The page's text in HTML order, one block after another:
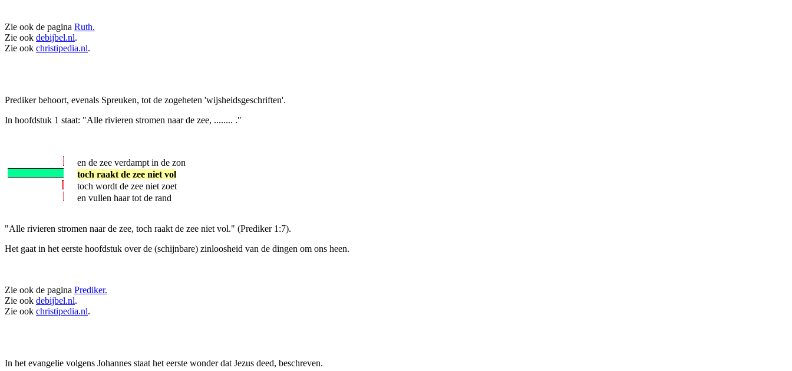
Zie ook de pagina Ruth.
Zie ook debijbel.nl.
Zie ook christipedia.nl.
Prediker behoort, evenals Spreuken, tot de zogeheten 'wijsheidsgeschriften'.
In hoofdstuk 1 staat: "Alle rivieren stromen naar de zee, ........ ."
en de zee verdampt in de zon
toch raakt de zee niet vol
toch wordt de zee niet zoet
en vullen haar tot de rand
"Alle rivieren stromen naar de zee, toch raakt de zee niet vol." (Prediker 1:7).
Het gaat in het eerste hoofdstuk over de (schijnbare) zinloosheid van de dingen om ons heen.
Zie ook de pagina Prediker.
Zie ook debijbel.nl.
Zie ook christipedia.nl.
In het evangelie volgens Johannes staat het eerste wonder dat Jezus deed, beschreven.